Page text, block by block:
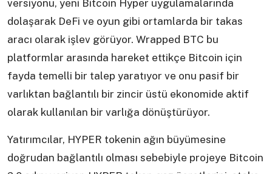
versiyonu, yeni Bitcoin Hyper uygulamalarında
dolaşarak DeFi ve oyun gibi ortamlarda bir takas
aracı olarak işlev görüyor. Wrapped BTC bu
platformlar arasında hareket ettikçe Bitcoin için
fayda temelli bir talep yaratıyor ve onu pasif bir
varlıktan bağlantılı bir zincir üstü ekonomide aktif
olarak kullanılan bir varlığa dönüştürüyor.
Yatırımcılar, HYPER tokenin ağın büyümesine
doğrudan bağlantılı olması sebebiyle projeye Bitcoin